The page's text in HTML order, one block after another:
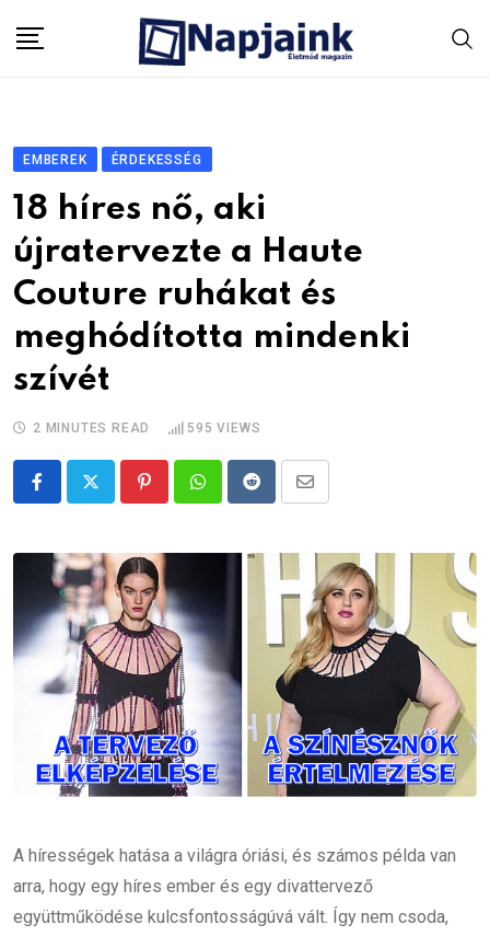
EMBEREK ÉRDEKESSÉG
18 híres nő, aki
újratervezte a Haute
Couture ruhákat és
meghódította mindenki
szívét
2 MINUTES READ 595 VIEWS
PinterestWhatsappRedditShare
Email
A hírességek hatása a világra óriási, és számos példa van
arra, hogy egy híres ember és egy divattervező
együttműködése kulcsfontosságúvá vált. Így nem csoda,